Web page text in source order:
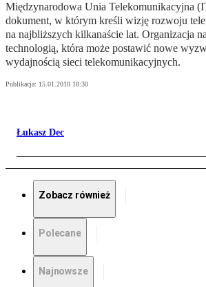
Międzynarodowa Unia Telekomunikacyjna
dokument, w którym kreśli wizję rozwoju
na najbliższych kilkanaście lat. Organizacja
technologią, która może postawić nowe
wydajnością sieci telekomunikacyjnych.
Publikacja: 15.01.2010 18:30
Łukasz Dec
Zobacz również
Polecane
Najnowsze